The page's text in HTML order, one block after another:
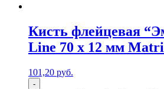
Кисть флейцевая
Line 70 х 12 мм
101,20 руб.
-